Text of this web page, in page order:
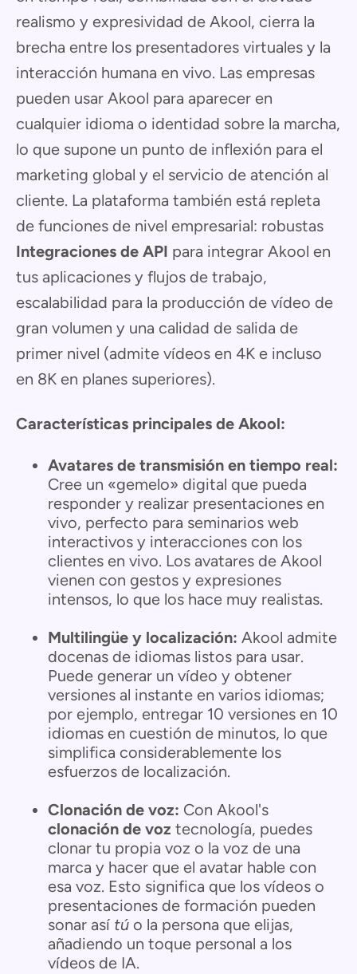
realismo y expresividad de Akool, cierra la
brecha entre los presentadores virtuales y la
interacción humana en vivo. Las empresas
pueden usar Akool para aparecer en
cualquier idioma o identidad sobre la marcha,
lo que supone un punto de inflexión para el
marketing global y el servicio de atención al
cliente. La plataforma también está repleta
de funciones de nivel empresarial: robustas
Integraciones de API para integrar Akool en
tus aplicaciones y flujos de trabajo,
escalabilidad para la producción de vídeo de
gran volumen y una calidad de salida de
primer nivel (admite vídeos en 4K e incluso
en 8K en planes superiores).
Características principales de Akool:
Avatares de transmisión en tiempo real:
Cree un «gemelo» digital que pueda
responder y realizar presentaciones en
vivo, perfecto para seminarios web
interactivos y interacciones con los
clientes en vivo. Los avatares de Akool
vienen con gestos y expresiones
intensos, lo que los hace muy realistas.
Multilingüe y localización: Akool admite
docenas de idiomas listos para usar.
Puede generar un vídeo y obtener
versiones al instante en varios idiomas;
por ejemplo, entregar 10 versiones en 10
idiomas en cuestión de minutos, lo que
simplifica considerablemente los
esfuerzos de localización.
Clonación de voz: Con Akool's
clonación de voz tecnología, puedes
clonar tu propia voz o la voz de una
marca y hacer que el avatar hable con
esa voz. Esto significa que los vídeos o
presentaciones de formación pueden
sonar así tú o la persona que elijas,
añadiendo un toque personal a los
vídeos de IA.